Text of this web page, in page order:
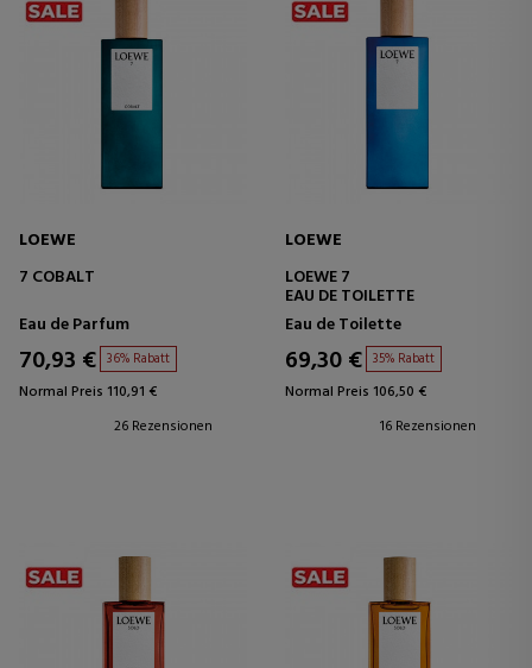
LOEWE
7 COBALT
Eau de Parfum
70,93 € 36% Rabatt
Normal Preis 110,91 €
26 Rezensionen
LOEWE
LOEWE 7
EAU DE TOILETTE
Eau de Toilette
69,30 € 35% Rabatt
Normal Preis 106,50 €
16 Rezensionen